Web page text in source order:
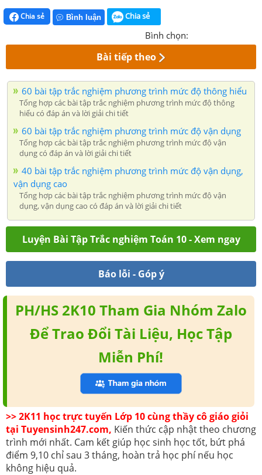
Chia sẻ Bình luận Chia sẻ
Bình chọn:
Bài tiếp theo
60 bài tập trắc nghiệm phương trình mức độ thông hiểu
Tổng hợp các bài tập trắc nghiệm phương trình mức độ thông
hiểu có đáp án và lời giải chi tiết
60 bài tập trắc nghiệm phương trình mức độ vận dụng
Tổng hợp các bài tập trắc nghiệm phương trình mức độ vận
dụng có đáp án và lời giải chi tiết
40 bài tập trắc nghiệm phương trình mức độ vận dụng,
vận dụng cao
Tổng hợp các bài tập trắc nghiệm phương trình mức độ vận
dụng, vận dụng cao có đáp án và lời giải chi tiết
Luyện Bài Tập Trắc nghiệm Toán 10 - Xem ngay
Báo lỗi - Góp ý
PH/HS 2K10 Tham Gia Nhóm Zalo
Để Trao Đổi Tài Liệu, Học Tập
Miễn Phí!
>> 2K11 học trực tuyến Lớp 10 cùng thầy cô giáo giỏi
tại Tuyensinh247.com, Kiến thức cập nhật theo chương
trình mới nhất. Cam kết giúp học sinh học tốt, bứt phá
điểm 9,10 chỉ sau 3 tháng, hoàn trả học phí nếu học
không hiệu quả.